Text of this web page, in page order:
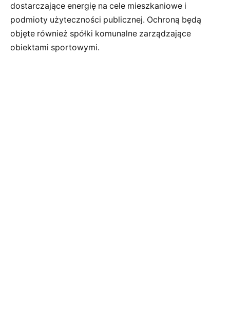
dostarczające energię na cele mieszkaniowe i
podmioty użyteczności publicznej. Ochroną będą
objęte również spółki komunalne zarządzające
obiektami sportowymi.